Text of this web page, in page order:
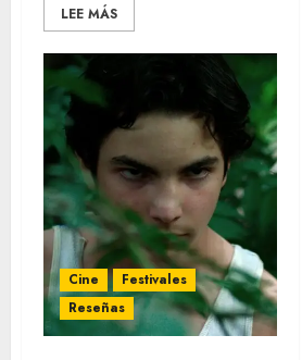
LEE MÁS
Cine
Festivales
Reseñas